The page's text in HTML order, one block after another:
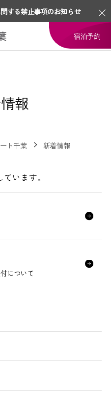
する禁止事項のお知らせ
宿泊予約
報
ト千葉 新着情報
います。
について